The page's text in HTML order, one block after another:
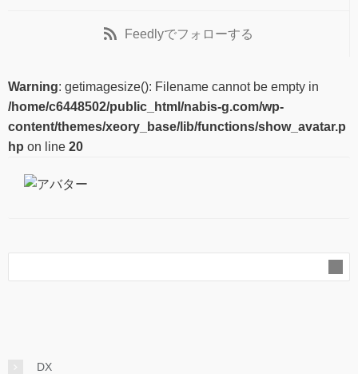
Feedlyでフォローする
Warning: getimagesize(): Filename cannot be empty in
/home/c6448502/public_html/nabis-g.com/wp-
content/themes/xeory_base/lib/functions/show_avatar.p
hp on line 20
DX